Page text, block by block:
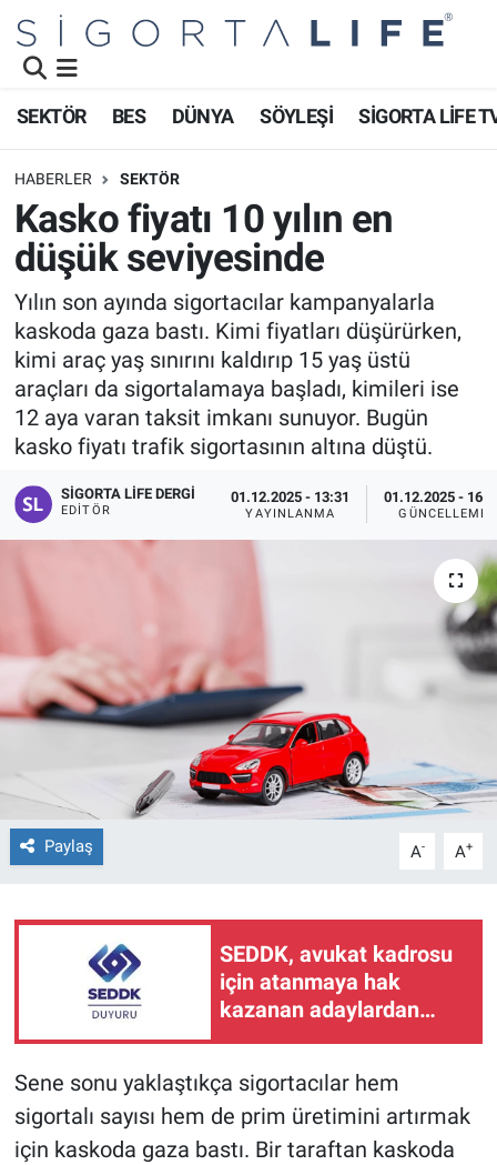
SEKTÖR BES DÜNYA SÖYLEŞİ SİGORTA LİFE
HABERLER SEKTÖR
Kasko fiyatı 10 yılın en
düşük seviyesinde
Yılın son ayında sigortacılar kampanyalarla
kaskoda gaza bastı. Kimi fiyatları düşürürken,
kimi araç yaş sınırını kaldırıp 15 yaş üstü
araçları da sigortalamaya başladı, kimileri ise
12 aya varan taksit imkanı sunuyor. Bugün
kasko fiyatı trafik sigortasının altına düştü.
SIGORTA LIFE DERGI
EDITÖR
01.12.2025 - 13:31
YAYINLANMA
01.12.2025 -
GÜNCELLEME
Paylaş A- A+
SEDDK, avukat kadrosu
için atanmaya hak
kazanan adaylardan
istenecek belgeleri
Sene sonu yaklaştıkça sigortacılar hem
sigortalı sayısı hem de prim üretimini artırmak
için kaskoda gaza bastı. Bir taraftan kaskoda
Namaz Vakitleri
Trafik Durumu
Süper Lig Puan Durumu ve Fikstür
Tüm Manşetler
Son Dakika Haberleri
Haber Arşivi